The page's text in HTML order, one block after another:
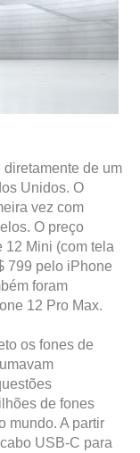
de um
Unidos. O
vez com
O preço
12 Mini (com tela
799 pelo iPhone
foram
12 Pro Max.
os fones de
de fones
mundo. A partir
USB-C para